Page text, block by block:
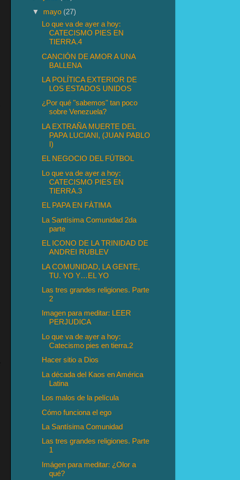
▼ mayo (27)
Lo que va de ayer a hoy:
CATECISMO PIES EN
TIERRA.4
CANCIÓN DE AMOR A UNA
BALLENA
LA POLÍTICA EXTERIOR DE
LOS ESTADOS UNIDOS
¿Por qué "sabemos" tan poco
sobre Venezuela?
LA EXTRAÑA MUERTE DEL
PAPA LUCIANI, (JUAN PABLO
I)
EL NEGOCIO DEL FÚTBOL
Lo que va de ayer a hoy:
CATECISMO PIES EN
TIERRA.3
EL PAPA EN FÀTIMA
La Santísima Comunidad 2da
parte
EL ICONO DE LA TRINIDAD DE
ANDREI RUBLEV
LA COMUNIDAD, LA GENTE,
TU. YO Y…EL YO
Las tres grandes religiones. Parte
2
Imagen para meditar: LEER
PERJUDICA
Lo que va de ayer a hoy:
Catecismo pies en tierra.2
Hacer sitio a Dios
La década del Kaos en América
Latina
Los malos de la película
Cómo funciona el ego
La Santísima Comunidad
Las tres grandes religiones. Parte
1
Imágen para meditar: ¿Olor a
qué?